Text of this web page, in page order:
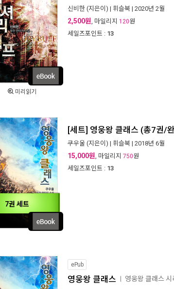
미리읽기
신비한 (지은이) | 휘슬북 | 2020년 2월
2,500원, 마일리지 120원
세일즈포인트 : 13
7권 세트
[세트] 영웅왕 클래스 (총7권/
쿠우울 (지은이) | 휘슬북 | 2018년 6월
15,000원, 마일리지 750원
세일즈포인트 : 13
ePub
영웅왕 클래스 영웅왕 클래스 시